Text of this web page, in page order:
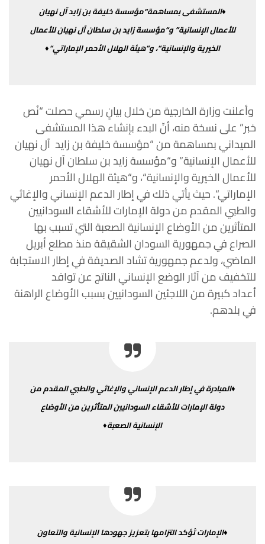
♦المستشفىبمساهمة“مؤسسةخليفةبنزايدآلنهيان
للأعمالالإنسانية”و“مؤسسةزايدبنسلطانآلنهيانللأعمال
الخيريةوالإنسانية“،و“هيئةالهلال الأحمرالإماراتي“♦
وأعلنتوزارةالخارجيةمنخلالبيانٍرسميحصلت“نُص
خبر” علىنسخةمنه،أنّالبدءبإنشاءهذا المستشفى
الميدانيبمساهمةمن“مؤسسةخليفةبن زايد آلنهيان
للأعمالالإنسانية”و“مؤسسةزايدبنسلطانآلنهيان
للأعمالالخيريةوالإنسانية“،و“هيئةالهلالالأحمر
الإماراتي“.حيثيأتيذلكفي إطارالدعمالإنسانيوالإغاثي
والطبيالمقدممندولةالإماراتللأشقاءالسودانيين
المتأثرينمنالأوضاعالإنسانيةالصعبةالتيتسبببها
الصراعفي جمهوريةالسودانالشقيقةمنذمطلعأبريل
الماضي،ولدعمجمهوريةتشادالصديقةفيإطارالاستجابة
للتخفيفمنآثارالوضعالإنسانيالناتجعنتوافد
أعدادكبيرةمناللاجئينالسودانيينبسببالأوضاعالراهنة
فيبلدهم.
♦المبادرةفيإطارالدعمالإنسانيوالإغاثيوالطبيالمقدممن
دولةالإماراتللأشقاءالسودانيينالمتأثرينمنالأوضاع
الإنسانيةالصعبة♦
♦الإماراتتُؤكدالتزامهابتعزيزجهودهاالإنسانيةوالتعاون